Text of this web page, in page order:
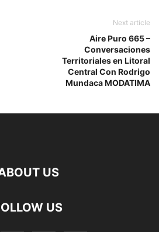
Next article
Aire Puro 665 –
Conversaciones
Territoriales en Litoral
Central Con Rodrigo
Mundaca MODATIMA
US
US